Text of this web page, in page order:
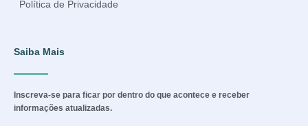
Política de Privacidade
Saiba Mais
Inscreva-se para ficar por dentro do que acontece e receber
informações atualizadas.